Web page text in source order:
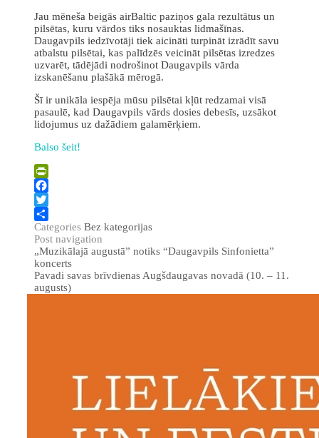
Jau mēneša beigās airBaltic paziņos gala rezultātus un
pilsētas, kuru vārdos tiks nosauktas lidmašīnas.
Daugavpils iedzīvotāji tiek aicināti turpināt izrādīt savu
atbalstu pilsētai, kas palīdzēs veicināt pilsētas izredzes
uzvarēt, tādējādi nodrošinot Daugavpils vārda
izskanēšanu plašākā mērogā.
Šī ir unikāla iespēja mūsu pilsētai kļūt redzamai visā
pasaulē, kad Daugavpils vārds dosies debesīs, uzsākot
lidojumus uz dažādiem galamērķiem.
Balso šeit!
PrintFriendly
Facebook
Twitter
Share
Categories Bez kategorijas
Post navigation
„Muzikālajā augustā” notiks “Daugavpils Sinfonietta”
koncerts
Pavadi savas brīvdienas Augšdaugavas novadā (10. – 11.
augusts)